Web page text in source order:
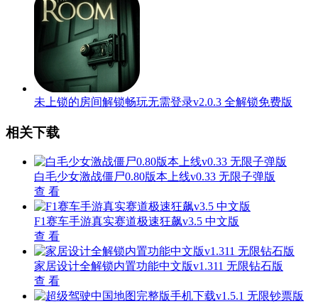
未上锁的房间解锁畅玩无需登录v2.0.3 全解锁免费版
相关下载
白毛少女激战僵尸0.80版本上线v0.33 无限子弹版
查 看
F1赛车手游真实赛道极速狂飙v3.5 中文版
查 看
家居设计全解锁内置功能中文版v1.311 无限钻石版
查 看